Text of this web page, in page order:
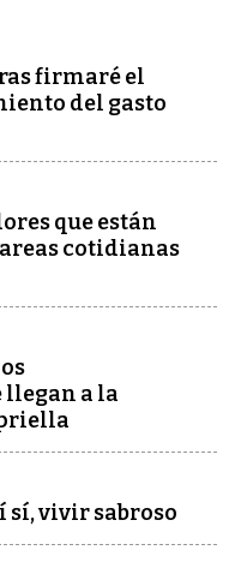
firmaré el
del gasto
que están
cotidianas
a la
sí, vivir sabroso